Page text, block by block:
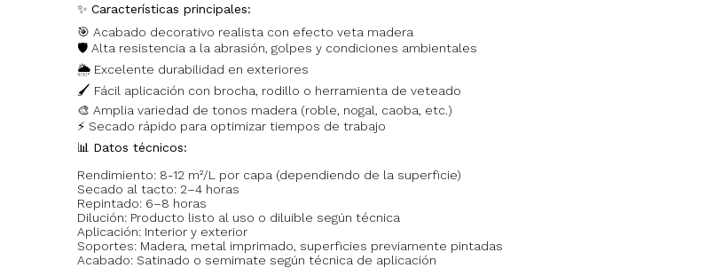
✨ Características principales:
🎯 Acabado decorativo realista con efecto veta madera
🛡️ Alta resistencia a la abrasión, golpes y condiciones ambientales
🌦️ Excelente durabilidad en exteriores
🖌️ Fácil aplicación con brocha, rodillo o herramienta de veteado
🎨 Amplia variedad de tonos madera (roble, nogal, caoba, etc.)
⚡ Secado rápido para optimizar tiempos de trabajo
📊 Datos técnicos:
Rendimiento: 8-12 m²/L por capa (dependiendo de la superficie)
Secado al tacto: 2–4 horas
Repintado: 6–8 horas
Dilución: Producto listo al uso o diluible según técnica
Aplicación: Interior y exterior
Soportes: Madera, metal imprimado, superficies previamente pintadas
Acabado: Satinado o semimate según técnica de aplicación